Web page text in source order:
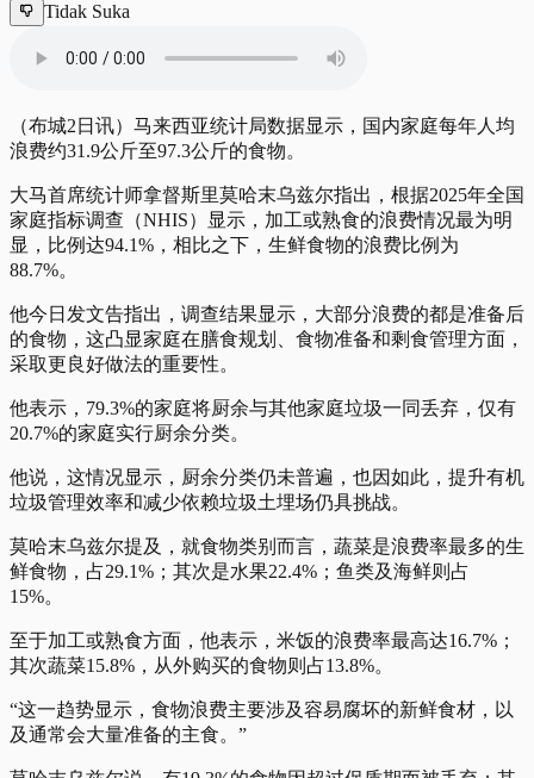
Tidak Suka
（布城2日讯）马来西亚统计局数据显示，国内家庭每年人均
浪费约31.9公斤至97.3公斤的食物。
大马首席统计师拿督斯里莫哈末乌兹尔指出，根据2025年全国
家庭指标调查（NHIS）显示，加工或熟食的浪费情况最为明
显，比例达94.1%，相比之下，生鲜食物的浪费比例为
88.7%。
他今日发文告指出，调查结果显示，大部分浪费的都是准备后
的食物，这凸显家庭在膳食规划、食物准备和剩食管理方面，
采取更良好做法的重要性。
他表示，79.3%的家庭将厨余与其他家庭垃圾一同丢弃，仅有
20.7%的家庭实行厨余分类。
他说，这情况显示，厨余分类仍未普遍，也因如此，提升有机
垃圾管理效率和减少依赖垃圾土埋场仍具挑战。
莫哈末乌兹尔提及，就食物类别而言，蔬菜是浪费率最多的生
鲜食物，占29.1%；其次是水果22.4%；鱼类及海鲜则占
15%。
至于加工或熟食方面，他表示，米饭的浪费率最高达16.7%；
其次蔬菜15.8%，从外购买的食物则占13.8%。
“这一趋势显示，食物浪费主要涉及容易腐坏的新鲜食材，以
及通常会大量准备的主食。”